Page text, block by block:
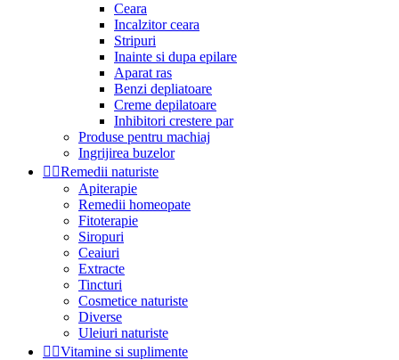
Ceara
Incalzitor ceara
Stripuri
Inainte si dupa epilare
Aparat ras
Benzi depliatoare
Creme depilatoare
Inhibitori crestere par
Produse pentru machiaj
Ingrijirea buzelor
 Remedii naturiste
Apiterapie
Remedii homeopate
Fitoterapie
Siropuri
Ceaiuri
Extracte
Tincturi
Cosmetice naturiste
Diverse
Uleiuri naturiste
 Vitamine si suplimente